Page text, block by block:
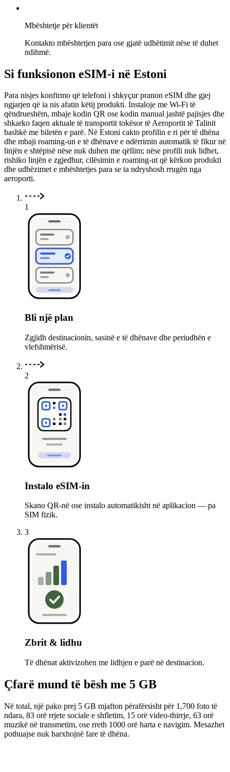
Mbështetje për klientët
Kontakto mbështetjen para ose gjatë udhëtimit nëse të duhet
ndihmë.
Si funksionon eSIM-i në Estoni
Para nisjes konfirmo që telefoni i shkyçur pranon eSIM dhe gjej
ngjarjen që ia nis afatin këtij produkti. Instaloje me Wi-Fi të
qëndrueshëm, mbaje kodin QR ose kodin manual jashtë pajisjes dhe
shkarko faqen aktuale të transportit tokësor të Aeroportit të Talinit
bashkë me biletën e parë. Në Estoni cakto profilin e ri për të dhëna
dhe mbaji roaming-un e të dhënave e ndërrimin automatik të fikur në
linjën e shtëpisë nëse nuk duhen me qëllim; nëse profili nuk lidhet,
rishiko linjën e zgjedhur, cilësimin e roaming-ut që kërkon produkti
dhe udhëzimet e mbështetjes para se ta ndryshosh rrugën nga
aeroporti.
1
Bli një plan
Zgjidh destinacionin, sasinë e të dhënave dhe periudhën e
vlefshmërisë.
2
Instalo eSIM-in
Skano QR-në ose instalo automatikisht në aplikacion — pa
SIM fizik.
3
Zbrit & lidhu
Të dhënat aktivizohen me lidhjen e parë në destinacion.
Çfarë mund të bësh me 5 GB
Në total, një pako prej 5 GB mjafton përafërsisht për 1,700 foto të
ndara, 83 orë rrjete sociale e shfletim, 15 orë video-thirrje, 63 orë
muzikë në transmetim, ose rreth 1000 orë harta e navigim. Mesazhet
pothuajse nuk harxhojnë fare të dhëna.